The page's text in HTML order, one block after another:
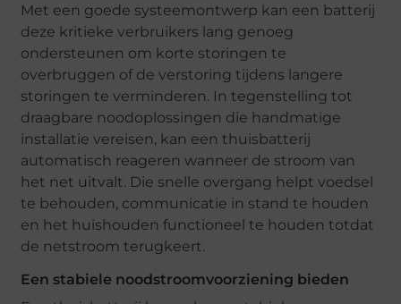
Met een goede systeemontwerp kan een batterij
deze kritieke verbruikers lang genoeg
ondersteunen om korte storingen te
overbruggen of de verstoring tijdens langere
storingen te verminderen. In tegenstelling tot
draagbare noodoplossingen die handmatige
installatie vereisen, kan een thuisbatterij
automatisch reageren wanneer de stroom van
het net uitvalt. Die snelle overgang helpt voedsel
te behouden, communicatie in stand te houden
en het huishouden functioneel te houden totdat
de netstroom terugkeert.
Een stabiele noodstroomvoorziening bieden